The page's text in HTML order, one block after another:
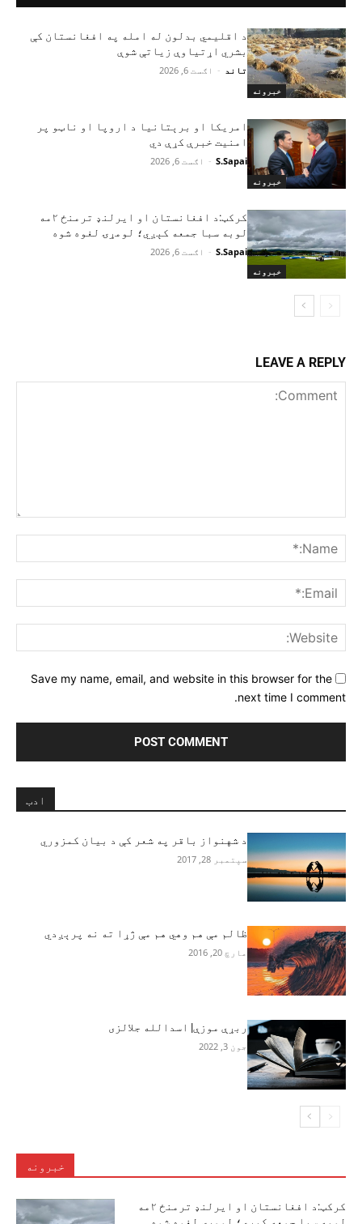
خبرونه
د اقلیمي بدلون له امله په افغانستان کې
بشري اړتیاوې زیاتې شوې
تاند - اګست 6, 2026
خبرونه
امریکا او برېتانیا د اروپا او ناټو پر
امنیت خبرې کړې دي
S.Sapai
- اګست 6, 2026
خبرونه
کرکټ:د افغانستان او ایرلنډ ترمنځ ۲مه
لوبه سبا جمعه کېږي؛ لومړۍ لغوه شوه
S.Sapai
- اګست 6, 2026
LEAVE A REPLY
Save my name, email, and website in this browser for the
next time I comment.
ادب
د شهنواز باقر په شعر کې د بیان کمزوري
سپتمبر 28, 2017
ظالم مې هم وهي هم مې ژړا ته نه پرېږدي
مارچ 20, 2016
ربړې موزې| اسدالله جلالزی
جون 3, 2022
خبرونه
کرکټ:د افغانستان او ایرلنډ ترمنځ ۲مه
لوبه سبا جمعه کېږي؛ لومړۍ لغوه شوه